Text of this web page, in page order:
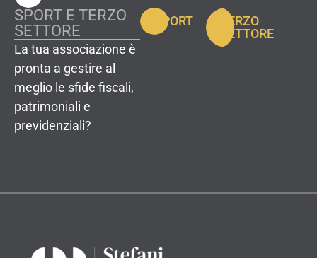
SPORT E TERZO
SETTORE
La tua associazione è
pronta a gestire al
meglio le sfide fiscali,
patrimoniali e
previdenziali?
SPORT
TERZO
SETTORE